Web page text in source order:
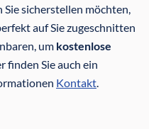
sicherstellen möchten,
auf Sie zugeschnitten
um kostenlose
finden Sie auch ein
Kontakt